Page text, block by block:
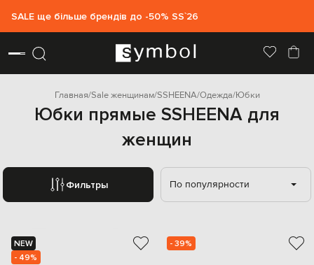
SALE ще більше брендів до -50% SS`26
Главная Sale женщинам SSHEENA Одежда Юбки
Юбки прямые SSHEENA для
женщин
Фильтры По популярности
NEW
- 49%
- 39%